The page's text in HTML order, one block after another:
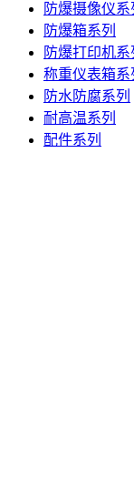
防爆摄像仪系
防爆箱系列
防爆打印机系
称重仪表箱系
防水防腐系列
耐高温系列
配件系列